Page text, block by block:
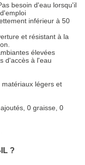
besoin d'eau lorsqu'il
inférieur à 50
et résistant à la
élevées
d'accès à l'eau
légers et
0 graisse, 0
?